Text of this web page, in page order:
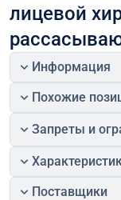
лицевой
Информация
Похожие
Запреты и
Поставщики